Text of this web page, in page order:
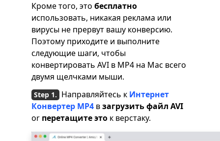
Кроме того, это бесплатно
использовать, никакая реклама или
вирусы не прервут вашу конверсию.
Поэтому приходите и выполните
следующие шаги, чтобы
конвертировать AVI в MP4 на Mac всего
двумя щелчками мыши.
Направляйтесь к Интернет
Конвертер MP4 взагрузить файл AVI
or перетащите это к верстаку.